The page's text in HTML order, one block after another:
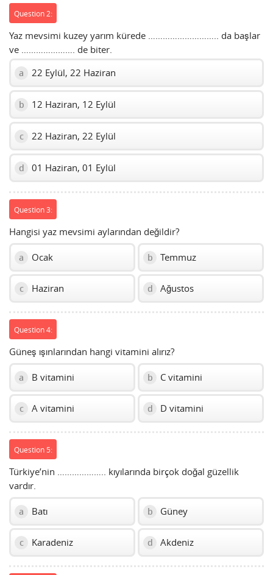
Question 2:
Yaz mevsimi kuzey yarım kürede ……………………….. da başlar
ve …………………. de biter.
a 22 Eylül, 22 Haziran
b 12 Haziran, 12 Eylül
c 22 Haziran, 22 Eylül
d 01 Haziran, 01 Eylül
Question 3:
Hangisi yaz mevsimi aylarından değildir?
a Ocak b Temmuz
c Haziran d Ağustos
Question 4:
Güneş ışınlarından hangi vitamini alırız?
a B vitamini b C vitamini
c A vitamini d D vitamini
Question 5:
Türkiye’nin ……………….. kıyılarında birçok doğal güzellik
vardır.
a Batı b Güney
c Karadeniz d Akdeniz